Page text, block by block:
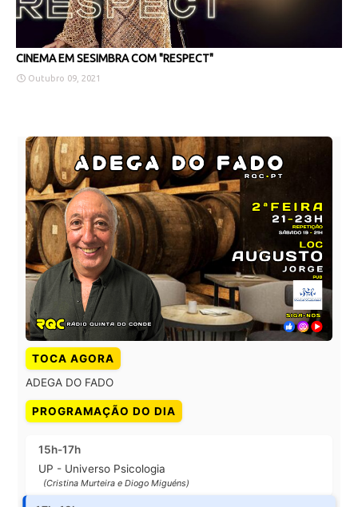
CINEMA EM SESIMBRA COM "RESPECT"
Outubro 09, 2021
TOCA AGORA
ADEGA DO FADO
PROGRAMAÇÃO DO DIA
15h-17h
UP - Universo Psicologia
(Cristina Murteira e Diogo Miguéns)